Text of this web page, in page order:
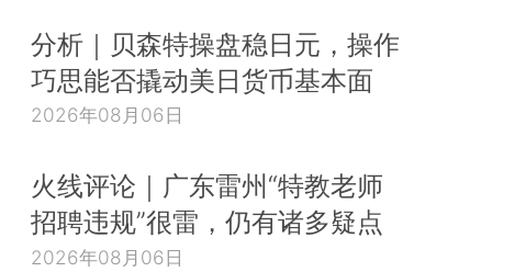
分析｜贝森特操盘稳日元，操作
巧思能否撬动美日货币基本面
2026年08月06日
火线评论｜广东雷州“特教老师
招聘违规”很雷，仍有诸多疑点
2026年08月06日